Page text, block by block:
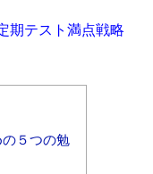
期テスト満点戦略
５つの勉